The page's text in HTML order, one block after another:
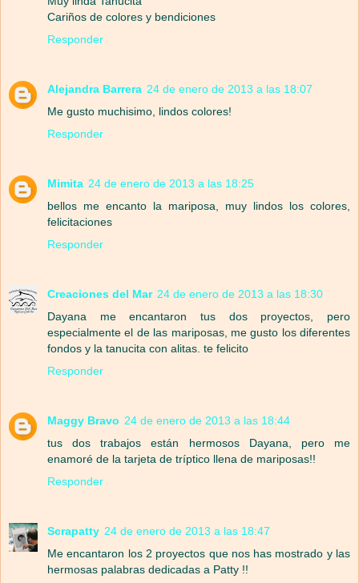
Cariños de colores y bendiciones
Responder
Alejandra Barrera 24 de enero de 2013 a las 18:07
Me gusto muchisimo, lindos colores!
Responder
Mimita 24 de enero de 2013 a las 18:25
bellos me encanto la mariposa, muy lindos los colores,
felicitaciones
Responder
Creaciones del Mar 24 de enero de 2013 a las 18:30
Dayana me encantaron tus dos proyectos, pero
especialmente el de las mariposas, me gusto los diferentes
fondos y la tanucita con alitas. te felicito
Responder
Maggy Bravo 24 de enero de 2013 a las 18:44
tus dos trabajos están hermosos Dayana, pero me
enamoré de la tarjeta de tríptico llena de mariposas!!
Responder
Scrapatty 24 de enero de 2013 a las 18:47
Me encantaron los 2 proyectos que nos has mostrado y las
hermosas palabras dedicadas a Patty !!